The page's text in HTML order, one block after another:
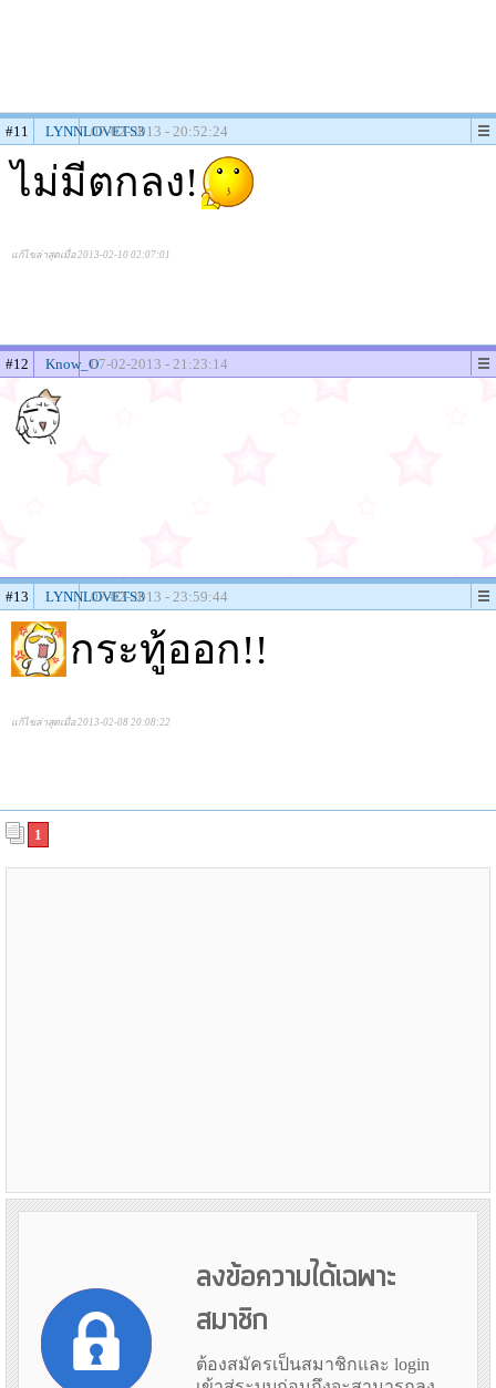
#11 LYNNLOVETS3
07-02-2013 - 20:52:24
ไม่มีตกลง!
แก้ไขล่าสุดเมื่อ 2013-02-10 02:07:01
#12 Know_O07-02-2013 - 21:23:14
#13 LYNNLOVETS3
07-02-2013 - 23:59:44
กระทู้ออก!!
แก้ไขล่าสุดเมื่อ 2013-02-08 20:08:22
1
ลงข้อความได้เฉพาะ
สมาชิก
ต้องสมัครเป็นสมาชิกและ login